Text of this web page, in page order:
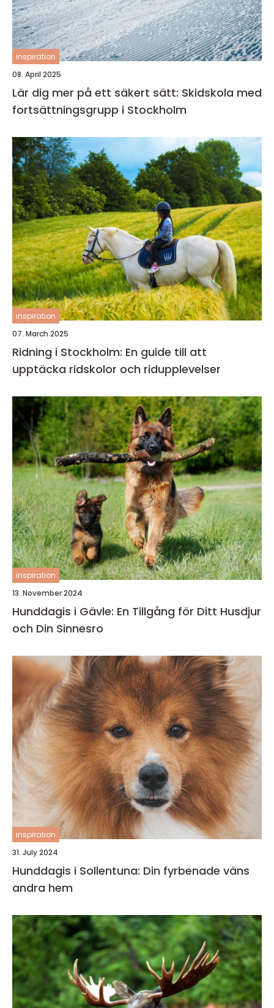
inspiration
08. April 2025
Lär dig mer på ett säkert sätt: Skidskola med
fortsättningsgrupp i Stockholm
inspiration
07. March 2025
Ridning i Stockholm: En guide till att
upptäcka ridskolor och ridupplevelser
inspiration
13. November 2024
Hunddagis i Gävle: En Tillgång för Ditt Husdjur
och Din Sinnesro
inspiration
31. July 2024
Hunddagis i Sollentuna: Din fyrbenade väns
andra hem